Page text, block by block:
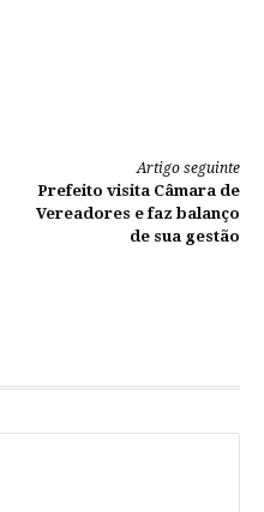
Artigo seguinte
Prefeito visita Câmara de
Vereadores e faz balanço
de sua gestão